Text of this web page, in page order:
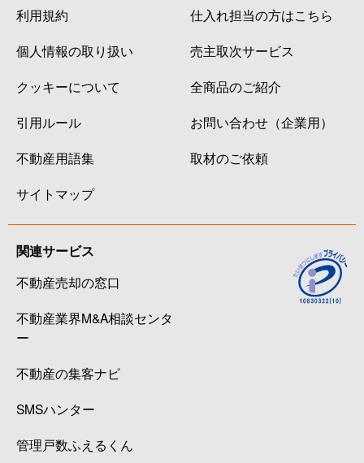
利用規約
個人情報の取り扱い
クッキーについて
引用ルール
不動産用語集
サイトマップ
仕入れ担当の方はこちら
売主取次サービス
全商品のご紹介
お問い合わせ（企業用）
取材のご依頼
関連サービス
不動産売却の窓口
不動産業界M&A相談センタ
ー
不動産の集客ナビ
SMSハンター
管理戸数ふえるくん